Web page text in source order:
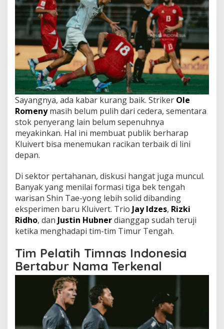
Sayangnya, ada kabar kurang baik. Striker Ole
Romenymasih belum pulih dari cedera, sementara
stok penyerang lain belum sepenuhnya
meyakinkan. Hal ini membuat publik berharap
Kluivert bisa menemukan racikan terbaik di lini
depan.
Di sektor pertahanan, diskusi hangat juga muncul.
Banyak yang menilai formasi tiga bek tengah
warisan Shin Tae-yong lebih solid dibanding
eksperimen baru Kluivert. Trio Jay Idzes, Rizki
Ridho, dan Justin Hubnerdianggap sudah teruji
ketika menghadapi tim-tim Timur Tengah.
Tim Pelatih Timnas Indonesia
Bertabur Nama Terkenal